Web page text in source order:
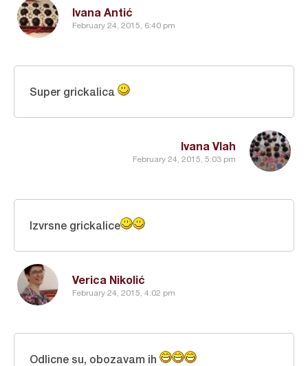
Ivana Antić
February 24, 2015, 6:40 pm
Ivana Vlah
February 24, 2015, 5:03 pm
Super grickalica
Verica Nikolić
February 24, 2015, 4:02 pm
Izvrsne grickalice
Odlicne su, obozavam ih